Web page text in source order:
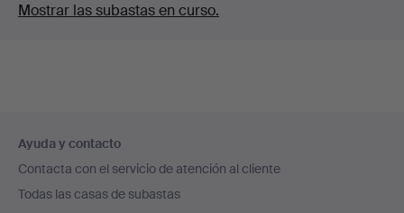
Mostrar las subastas en curso.
en
el
pie
Ayuda y contacto
Contacta con el servicio de atención al cliente
Todas las casas de subastas